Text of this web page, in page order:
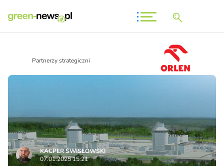
Partnerzy strategiczni
KACPER ŚWISŁO­WSKI
07.01.2025 15:21